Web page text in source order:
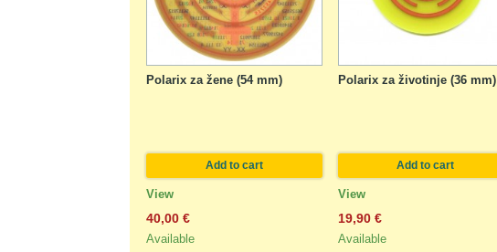
Polarix za žene (54 mm)
Add to cart
View
40,00 €
Available
Polarix za životinje (36 mm)
Add to cart
View
19,90 €
Available